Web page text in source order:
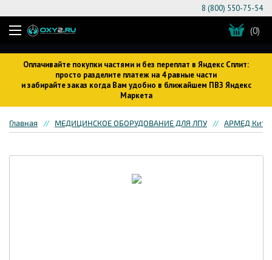
Оплачивайте покупки частями и без переплат в Яндекс Сплит:
просто разделите платеж на 4 равные части
и забирайте заказ когда Вам удобно в ближайшем ПВЗ Яндекс
Маркета
8 (800) 550-75-54
(0)
Главная МЕДИЦИНСКОЕ ОБОРУДОВАНИЕ ДЛЯ ЛПУ АРМЕД